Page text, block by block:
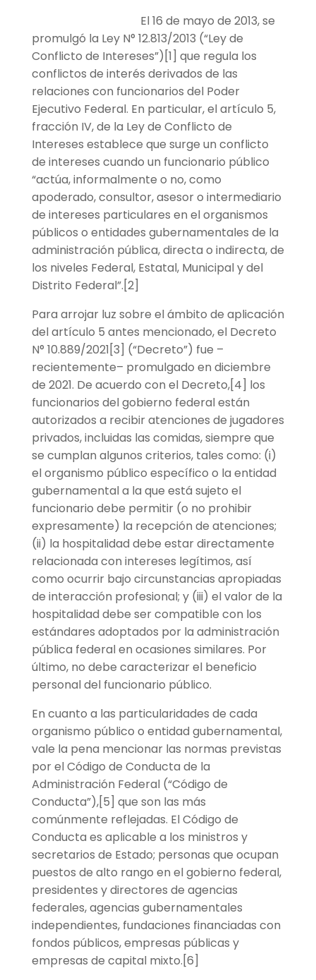
El 16 de mayo de 2013, se
promulgó la Ley N° 12.813/2013 (“Ley de
Conflicto de Intereses”)[1] que regula los
conflictos de interés derivados de las
relaciones con funcionarios del Poder
Ejecutivo Federal. En particular, el artículo 5,
fracción IV, de la Ley de Conflicto de
Intereses establece que surge un conflicto
de intereses cuando un funcionario público
“actúa, informalmente o no, como
apoderado, consultor, asesor o intermediario
de intereses particulares en el organismos
públicos o entidades gubernamentales de la
administración pública, directa o indirecta, de
los niveles Federal, Estatal, Municipal y del
Distrito Federal”.[2]
Para arrojar luz sobre el ámbito de aplicación
del artículo 5 antes mencionado, el Decreto
N° 10.889/2021[3] (“Decreto”) fue –
recientemente– promulgado en diciembre
de 2021. De acuerdo con el Decreto,[4] los
funcionarios del gobierno federal están
autorizados a recibir atenciones de jugadores
privados, incluidas las comidas, siempre que
se cumplan algunos criterios, tales como: (i)
el organismo público específico o la entidad
gubernamental a la que está sujeto el
funcionario debe permitir (o no prohibir
expresamente) la recepción de atenciones;
(ii) la hospitalidad debe estar directamente
relacionada con intereses legítimos, así
como ocurrir bajo circunstancias apropiadas
de interacción profesional; y (iii) el valor de la
hospitalidad debe ser compatible con los
estándares adoptados por la administración
pública federal en ocasiones similares. Por
último, no debe caracterizar el beneficio
personal del funcionario público.
En cuanto a las particularidades de cada
organismo público o entidad gubernamental,
vale la pena mencionar las normas previstas
por el Código de Conducta de la
Administración Federal (“Código de
Conducta”),[5] que son las más
comúnmente reflejadas. El Código de
Conducta es aplicable a los ministros y
secretarios de Estado; personas que ocupan
puestos de alto rango en el gobierno federal,
presidentes y directores de agencias
federales, agencias gubernamentales
independientes, fundaciones financiadas con
fondos públicos, empresas públicas y
empresas de capital mixto.[6]